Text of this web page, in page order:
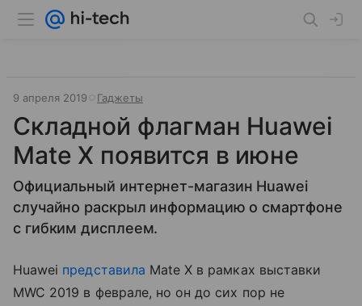
9 апреля 2019 Гаджеты
Складной флагман Huawei
Mate X появится в июне
Официальный интернет-магазин Huawei
случайно раскрыл информацию о смартфоне
с гибким дисплеем.
Huawei представила Mate X в рамках выставки
MWC 2019 в феврале, но он до сих пор не